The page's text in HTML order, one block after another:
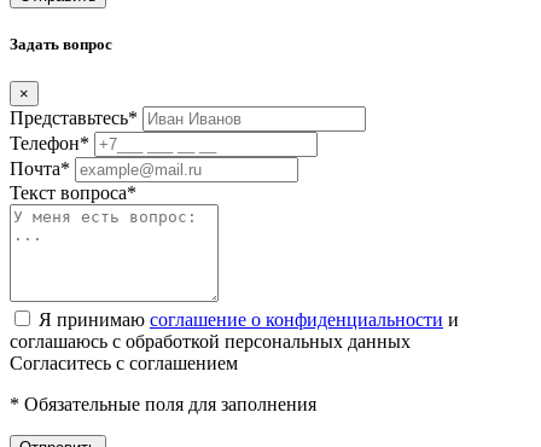
Задать вопрос
×
Представьтесь*
Телефон*
Почта*
Текст вопроса*
Я принимаю соглашение о конфиденциальности и
соглашаюсь с обработкой персональных данных
Согласитесь с соглашением
* Обязательные поля для заполнения